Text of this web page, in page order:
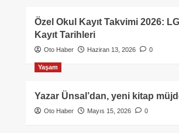
Özel Okul Kayıt Takvimi 2026:
Kayıt Tarihleri
Oto Haber Haziran 13, 2026 0
Yaşam
Yazar Ünsal’dan, yeni kitap
Oto Haber Mayıs 15, 2026 0